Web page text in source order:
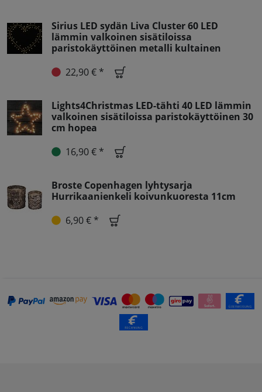
Sirius LED sydän Liva Cluster 60 LED
lämmin valkoinen sisätiloissa
paristokäyttöinen metalli kultainen
22,90 € *
Lights4Christmas LED-tähti 40 LED lämmin
valkoinen sisätiloissa paristokäyttöinen 30
cm hopea
16,90 € *
Broste Copenhagen lyhtysarja
Hurrikaanienkeli koivunkuoresta 11cm
6,90 € *